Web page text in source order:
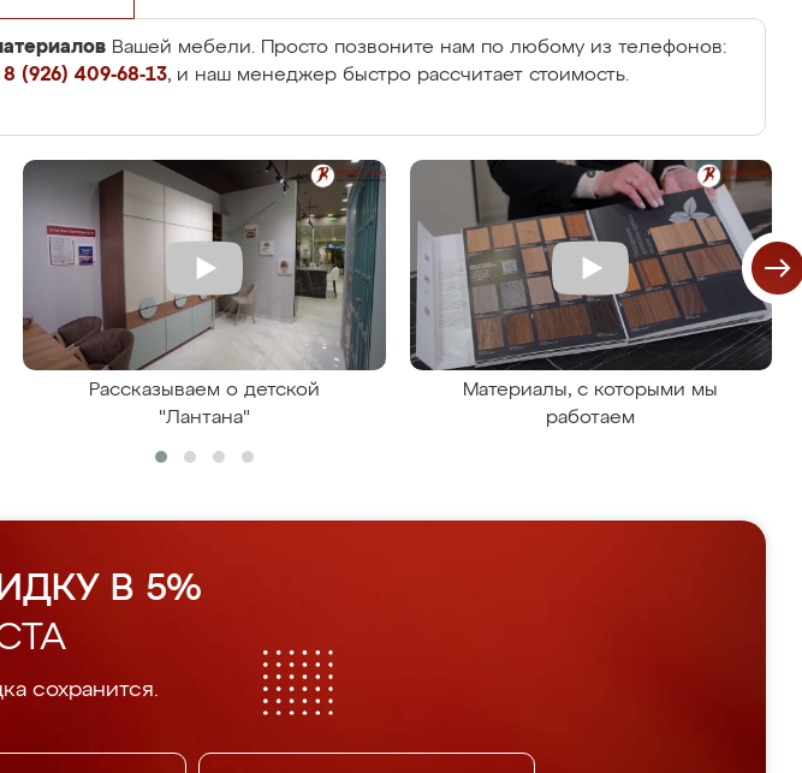
Вашей мебели. Просто позвоните нам по любому из телефонов:
8 (926) 409-68-13, и наш менеджер быстро рассчитает стоимость.
Рассказываем о детской
"Лантана"
Материалы, с которыми мы
работаем
В 5%
сохранится.